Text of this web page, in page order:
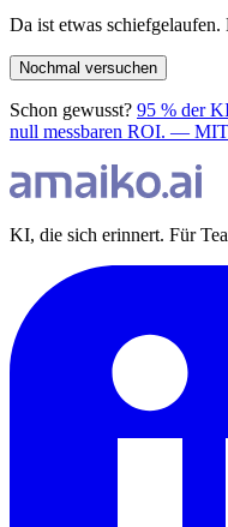
Da ist etwas
Nochmal versuchen
Schon gewusst? 95 % der
null messbaren ROI. —
KI, die sich erinnert. Für